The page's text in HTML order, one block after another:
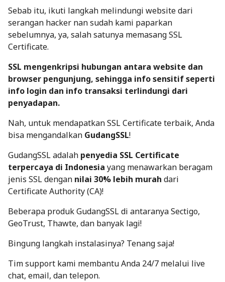
Sebab itu, ikuti langkah melindungi website dari
serangan hacker nan sudah kami paparkan
sebelumnya, ya, salah satunya memasang SSL
Certificate.
SSL mengenkripsi hubungan antara website dan
browser pengunjung, sehingga info sensitif seperti
info login dan info transaksi terlindungi dari
penyadapan.
Nah, untuk mendapatkan SSL Certificate terbaik, Anda
bisa mengandalkan GudangSSL!
GudangSSL adalah penyedia SSL Certificate
terpercaya di Indonesia yang menawarkan beragam
jenis SSL dengan nilai 30% lebih murah dari
Certificate Authority (CA)!
Beberapa produk GudangSSL di antaranya Sectigo,
GeoTrust, Thawte, dan banyak lagi!
Bingung langkah instalasinya? Tenang saja!
Tim support kami membantu Anda 24/7 melalui live
chat, email, dan telepon.